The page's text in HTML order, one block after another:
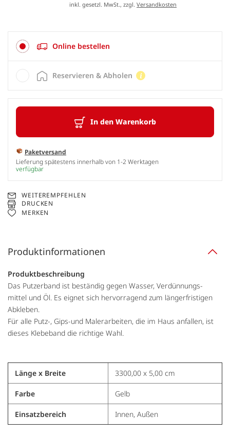
inkl. gesetzl. MwSt., zzgl. Versandkosten
Online bestellen
In den Warenkorb
Paketversand
Lieferung spätestens innerhalb von 1-2 Werktagen
verfügbar
Reservieren & Abholen
WEITEREMPFEHLEN
DRUCKEN
MERKEN
Produktinformationen
Produktbeschreibung
Das Putzerband ist beständig gegen Wasser, Verdünnungs-
mittel und Öl. Es eignet sich hervorragend zum längerfristigen
Abkleben.
Für alle Putz-, Gips-und Malerarbeiten, die im Haus anfallen, ist
dieses Klebeband die richtige Wahl.
Länge x Breite 3300,00 x 5,00 cm
Farbe Gelb
Einsatzbereich Innen, Außen